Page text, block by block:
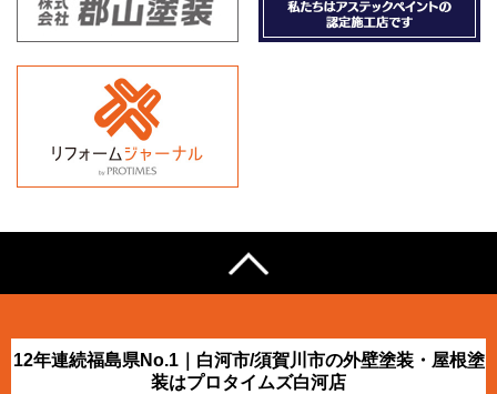
12年連続福島県No.1｜白河市/須賀川市の外壁塗装・屋根塗
装はプロタイムズ白河店